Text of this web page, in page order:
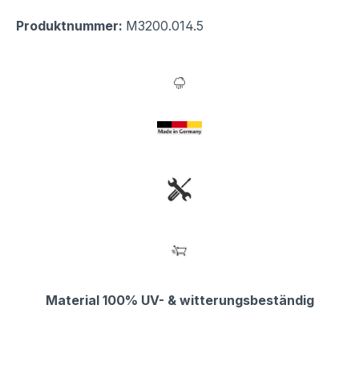
Produktnummer: M3200.014.5
Material 100% UV- & witterungsbeständig